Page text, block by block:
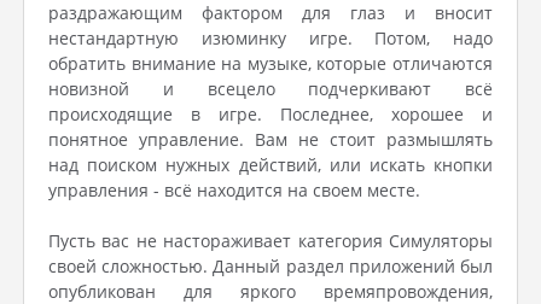
раздражающим фактором для глаз и вносит
нестандартную изюминку игре. Потом, надо
обратить внимание на музыке, которые отличаются
новизной и всецело подчеркивают всё
происходящие в игре. Последнее, хорошее и
понятное управление. Вам не стоит размышлять
над поиском нужных действий, или искать кнопки
управления - всё находится на своем месте.
Пусть вас не настораживает категория Симуляторы
своей сложностью. Данный раздел приложений был
опубликован для яркого времяпровождения,